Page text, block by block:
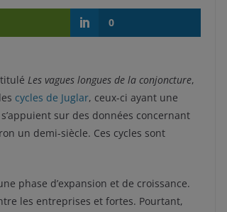
0
Les vagues longues de la conjoncture,
cycles de Juglar, ceux-ci ayant une
sur des données concernant
un demi-siècle. Ces cycles sont
phase d’expansion et de croissance.
les entreprises et fortes. Pourtant,